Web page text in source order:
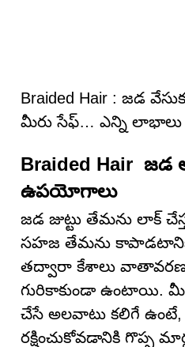
Braided Hair : జడ
మీరు సేఫ్… ఎన్ని
Braided Hair జడ
ఉపయోగాలు
జడ జుట్టు తేమను లాక్
సహజ తేమను
తద్వారా కేశాలు వాతావరణ
గురికాకుండా ఉంటాయి. మీ
చేసే అలవాటు కలిగే ఉంటే,
రక్షించుకోవడానికి గొప్ప